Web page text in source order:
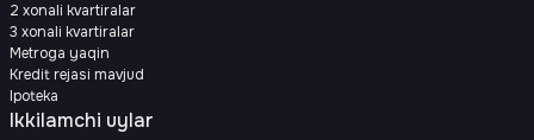
2 xonali kvartiralar
3 xonali kvartiralar
Metroga yaqin
Kredit rejasi mavjud
Ipoteka
Ikkilamchi uylar